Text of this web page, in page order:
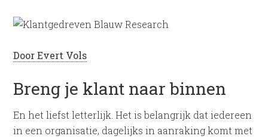
Door Evert Vols
Breng je klant naar binnen
En het liefst letterlijk. Het is belangrijk dat iedereen
in een organisatie, dagelijks in aanraking komt met